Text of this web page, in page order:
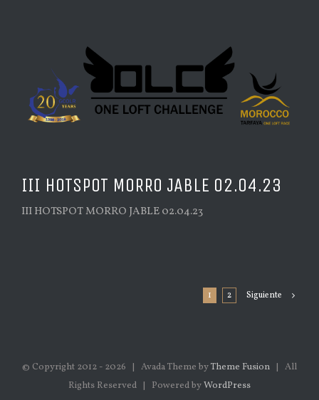
III HOTSPOT MORRO JABLE 02.04.23
III HOTSPOT MORRO JABLE 02.04.23
1 2 Siguiente
© Copyright 2012 - 2026 | Avada Theme byTheme Fusion | All
Rights Reserved | Powered byWordPress